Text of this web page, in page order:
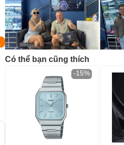
Có thể bạn cũng thích
-15%